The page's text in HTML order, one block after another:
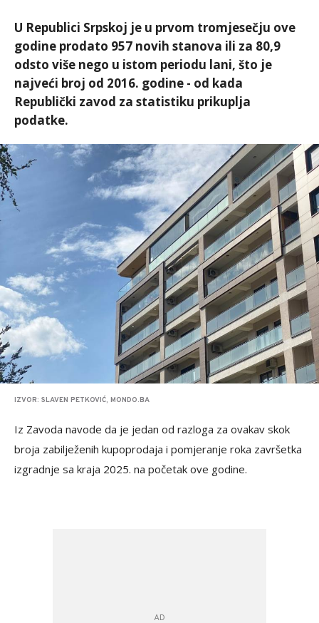
U Republici Srpskoj je u prvom tromjesečju ove
godine prodato 957 novih stanova ili za 80,9
odsto više nego u istom periodu lani, što je
najveći broj od 2016. godine - od kada
Republički zavod za statistiku prikuplja
podatke.
IZVOR: SLAVEN PETKOVIĆ, MONDO.BA
Iz Zavoda navode da je jedan od razloga za ovakav skok
broja zabilježenih kupoprodaja i pomjeranje roka završetka
izgradnje sa kraja 2025. na početak ove godine.